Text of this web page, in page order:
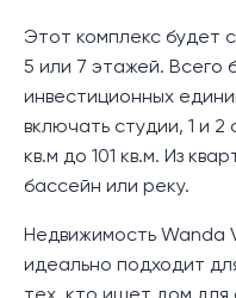
Этот комплекс будет
5 или 7 этажей. Всего
инвестиционных
включать студии, 1 и
кв.м до 101 кв.м. Из
бассейн или реку.
Недвижимость Wanda
идеально подходит